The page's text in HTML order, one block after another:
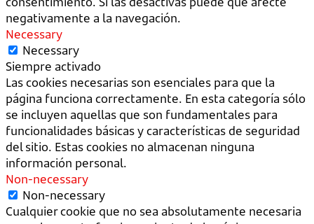
negativamente a la navegación.
Necessary
Necessary
Siempre activado
Las cookies necesarias son esenciales para que la
página funciona correctamente. En esta categoría sólo
se incluyen aquellas que son fundamentales para
funcionalidades básicas y características de seguridad
del sitio. Estas cookies no almacenan ninguna
información personal.
Non-necessary
Non-necessary
Cualquier cookie que no sea absolutamente necesaria